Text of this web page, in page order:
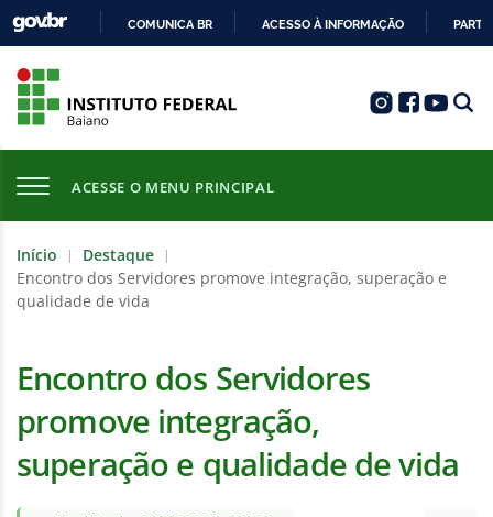
COMUNICA BR ACESSO À INFORMAÇÃO
ACESSE O MENU PRINCIPAL
Início | Destaque |
Encontro dos Servidores promove integração, superação e
qualidade de vida
Encontro dos Servidores
promove integração,
superação e qualidade de vida